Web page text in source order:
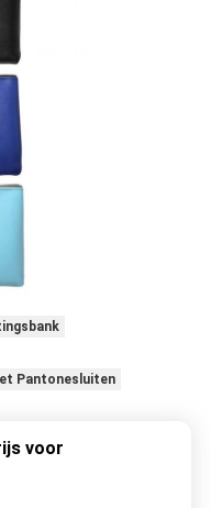
Pantonesluiten
voor